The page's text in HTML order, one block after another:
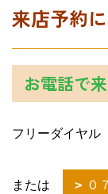
来店予約
お電話で
フリーダイヤル
または ０